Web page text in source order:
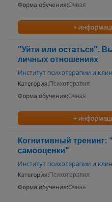
Форма обучения:Очная
+
"Уйти или остаться".
личных отношениях
Институт психотерапии и
Категория: Психотерапия
Форма обучения:Очная
+
Когнитивный
самооценки"
Институт психотерапии и
Категория: Психотерапия
Форма обучения:Очная